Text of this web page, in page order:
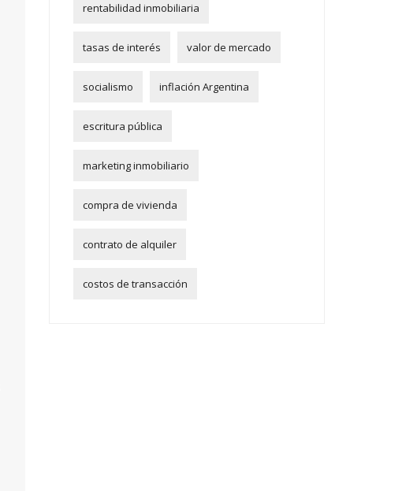
rentabilidad inmobiliaria
tasas de interés valor de mercado
socialismo inflación Argentina
escritura pública
marketing inmobiliario
compra de vivienda
contrato de alquiler
costos de transacción